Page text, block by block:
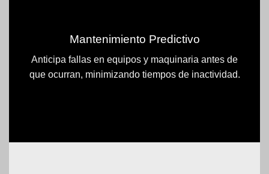
Mantenimiento Predictivo
Anticipa fallas en equipos y maquinaria antes de
que ocurran, minimizando tiempos de inactividad.